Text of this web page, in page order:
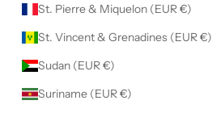
St. Pierre & Miquelon (EUR €)
St. Vincent & Grenadines (EUR €)
Sudan (EUR €)
Suriname (EUR €)